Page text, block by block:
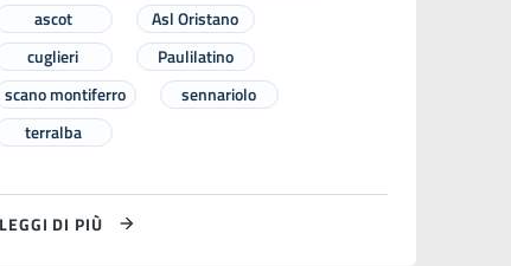
ascot
Asl Oristano
cuglieri
Paulilatino
scano montiferro
sennariolo
terralba
LEGGI DI PIÙ